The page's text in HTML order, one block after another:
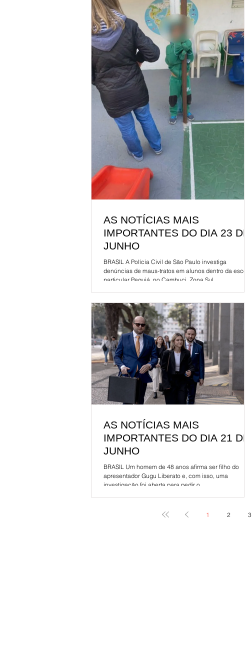
AS NOTÍCIAS MAIS
IMPORTANTES DO DIA 23 DE
JUNHO
BRASIL A Polícia Civil de São Paulo investiga
denúncias de maus-tratos em alunos dentro da escola
particular Pequiá, no Cambuci, Zona Sul...
AS NOTÍCIAS MAIS
IMPORTANTES DO DIA 21 DE
JUNHO
BRASIL Um homem de 48 anos afirma ser filho do
apresentador Gugu Liberato e, com isso, uma
investigação foi aberta para pedir o...
1 2 3